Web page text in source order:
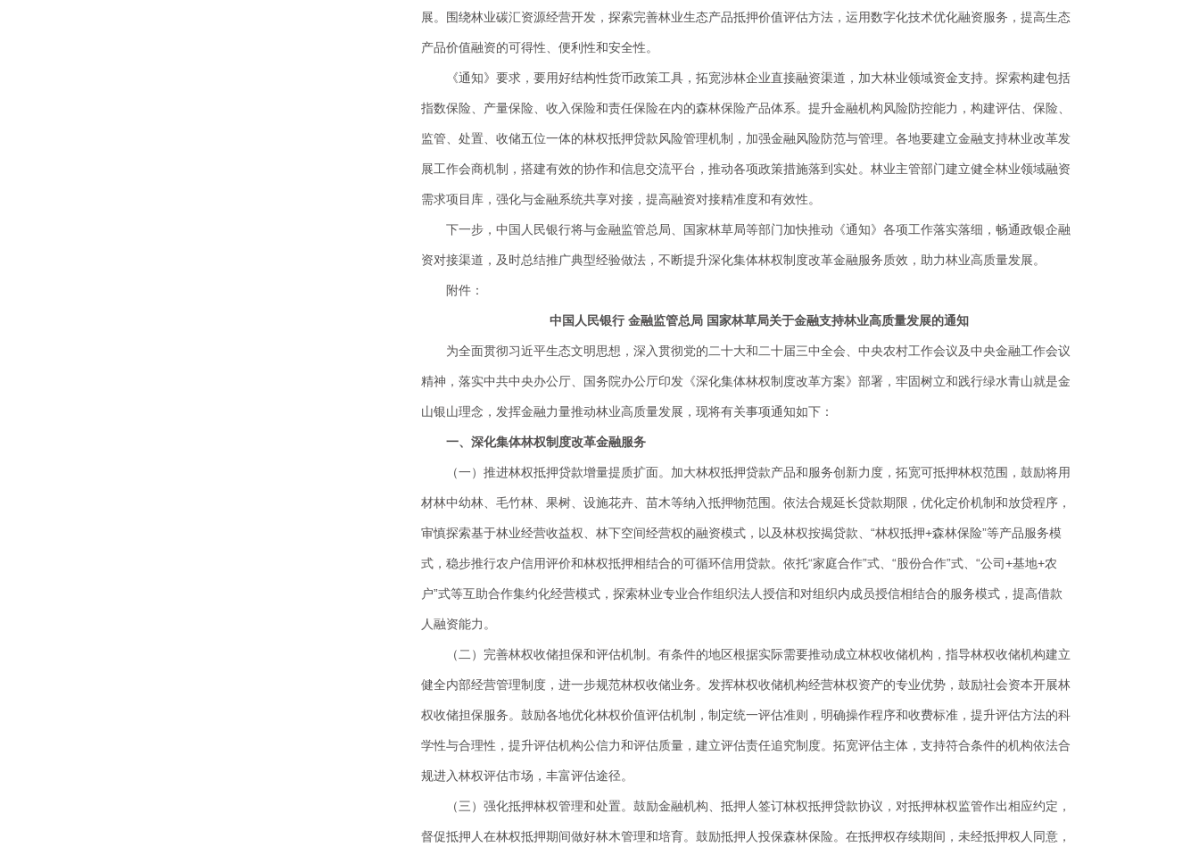
展。围绕林业碳汇资源经营开发，探索完善林业生态产品抵押价值评估方法，运用数字化技术优化融资服务，提高生态
产品价值融资的可得性、便利性和安全性。
《通知》要求，要用好结构性货币政策工具，拓宽涉林企业直接融资渠道，加大林业领域资金支持。探索构建包括
指数保险、产量保险、收入保险和责任保险在内的森林保险产品体系。提升金融机构风险防控能力，构建评估、保险、
监管、处置、收储五位一体的林权抵押贷款风险管理机制，加强金融风险防范与管理。各地要建立金融支持林业改革发
展工作会商机制，搭建有效的协作和信息交流平台，推动各项政策措施落到实处。林业主管部门建立健全林业领域融资
需求项目库，强化与金融系统共享对接，提高融资对接精准度和有效性。
下一步，中国人民银行将与金融监管总局、国家林草局等部门加快推动《通知》各项工作落实落细，畅通政银企融
资对接渠道，及时总结推广典型经验做法，不断提升深化集体林权制度改革金融服务质效，助力林业高质量发展。
附件：
中国人民银行 金融监管总局 国家林草局关于金融支持林业高质量发展的通知
为全面贯彻习近平生态文明思想，深入贯彻党的二十大和二十届三中全会、中央农村工作会议及中央金融工作会议
精神，落实中共中央办公厅、国务院办公厅印发《深化集体林权制度改革方案》部署，牢固树立和践行绿水青山就是金
山银山理念，发挥金融力量推动林业高质量发展，现将有关事项通知如下：
一、深化集体林权制度改革金融服务
（一）推进林权抵押贷款增量提质扩面。加大林权抵押贷款产品和服务创新力度，拓宽可抵押林权范围，鼓励将用
材林中幼林、毛竹林、果树、设施花卉、苗木等纳入抵押物范围。依法合规延长贷款期限，优化定价机制和放贷程序，
审慎探索基于林业经营收益权、林下空间经营权的融资模式，以及林权按揭贷款、“林权抵押+森林保险”等产品服务模
式，稳步推行农户信用评价和林权抵押相结合的可循环信用贷款。依托“家庭合作”式、“股份合作”式、“公司+基地+农
户”式等互助合作集约化经营模式，探索林业专业合作组织法人授信和对组织内成员授信相结合的服务模式，提高借款
人融资能力。
（二）完善林权收储担保和评估机制。有条件的地区根据实际需要推动成立林权收储机构，指导林权收储机构建立
健全内部经营管理制度，进一步规范林权收储业务。发挥林权收储机构经营林权资产的专业优势，鼓励社会资本开展林
权收储担保服务。鼓励各地优化林权价值评估机制，制定统一评估准则，明确操作程序和收费标准，提升评估方法的科
学性与合理性，提升评估机构公信力和评估质量，建立评估责任追究制度。拓宽评估主体，支持符合条件的机构依法合
规进入林权评估市场，丰富评估途径。
（三）强化抵押林权管理和处置。鼓励金融机构、抵押人签订林权抵押贷款协议，对抵押林权监管作出相应约定，
督促抵押人在林权抵押期间做好林木管理和培育。鼓励抵押人投保森林保险。在抵押权存续期间，未经抵押权人同意，